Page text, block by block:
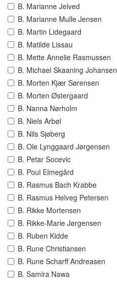
B. Marianne Jelved
B. Marianne Mulle Jensen
B. Martin Lidegaard
B. Matilde Lissau
B. Mette Annelie Rasmussen
B. Michael Skaaning Johansen
B. Morten Kjær Sørensen
B. Morten Østergaard
B. Nanna Nørholm
B. Niels Arbøl
B. Nils Sjøberg
B. Ole Lynggaard Jørgensen
B. Petar Socevic
B. Poul Elmegård
B. Rasmus Bach Krabbe
B. Rasmus Helveg Petersen
B. Rikke Mortensen
B. Rikke-Marie Jørgensen
B. Ruben Kidde
B. Rune Christiansen
B. Rune Scharff Andreasen
B. Samira Nawa